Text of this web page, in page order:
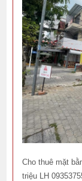
Cho thuê mặt
triệu LH